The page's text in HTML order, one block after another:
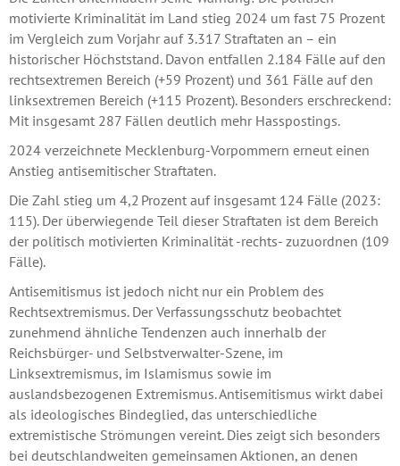
motivierte Kriminalität im Land stieg 2024 um fast 75 Prozent
im Vergleich zum Vorjahr auf 3.317 Straftaten an – ein
historischer Höchststand. Davon entfallen 2.184 Fälle auf den
rechtsextremen Bereich (+59 Prozent) und 361 Fälle auf den
linksextremen Bereich (+115 Prozent). Besonders erschreckend:
Mit insgesamt 287 Fällen deutlich mehr Hasspostings.
2024 verzeichnete Mecklenburg-Vorpommern erneut einen
Anstieg antisemitischer Straftaten.
Die Zahl stieg um 4,2 Prozent auf insgesamt 124 Fälle (2023:
115). Der überwiegende Teil dieser Straftaten ist dem Bereich
der politisch motivierten Kriminalität -rechts- zuzuordnen (109
Fälle).
Antisemitismus ist jedoch nicht nur ein Problem des
Rechtsextremismus. Der Verfassungsschutz beobachtet
zunehmend ähnliche Tendenzen auch innerhalb der
Reichsbürger- und Selbstverwalter-Szene, im
Linksextremismus, im Islamismus sowie im
auslandsbezogenen Extremismus. Antisemitismus wirkt dabei
als ideologisches Bindeglied, das unterschiedliche
extremistische Strömungen vereint. Dies zeigt sich besonders
bei deutschlandweiten gemeinsamen Aktionen, an denen